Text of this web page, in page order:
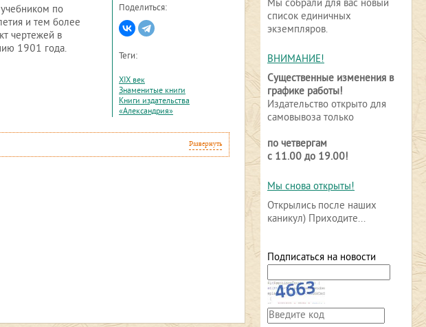
по
и тем более
чертежей в
1901 года.
Поделиться:
Теги:
XIX век
Знаменитые книги
Книги издательства
«Александрия»
Развернуть
Мы собрали для вас новый
список единичных
экземпляров.
ВНИМАНИЕ!
Существенные изменения в
графике работы!
Издательство открыто для
самовывоза только
по четвергам
с 11.00 до 19.00!
Мы снова открыты!
Открылись после наших
каникул) Приходите...
Подписаться на новости